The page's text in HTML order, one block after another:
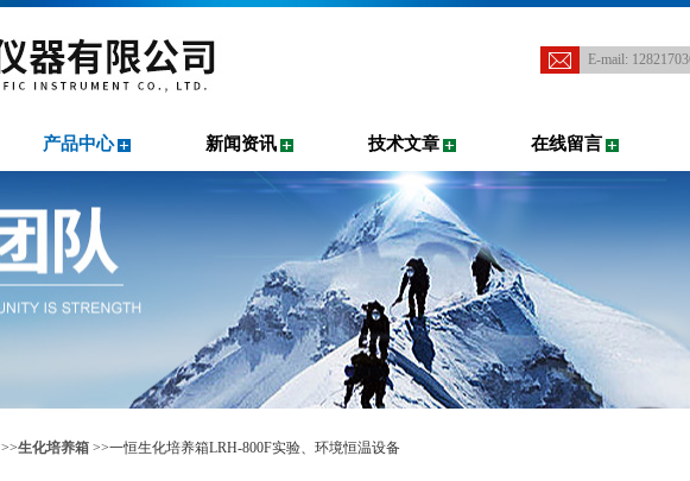
E-mail:
产品中心 新闻资讯 技术文章 在线留言
>>生化培养箱 >>一恒生化培养箱LRH-800F实验、环境恒温设备